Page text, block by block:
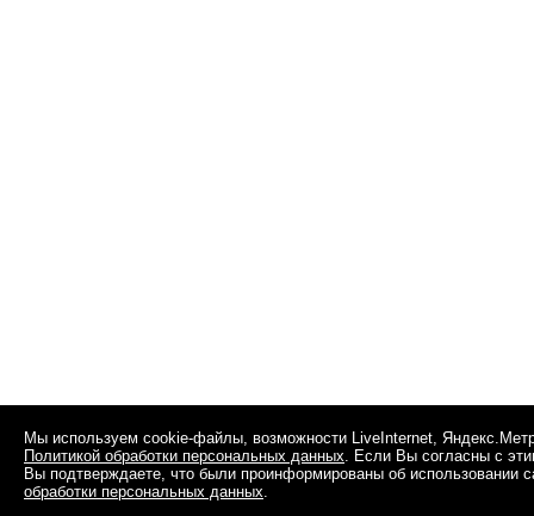
Мы используем cookie-файлы, возможности LiveInternet,
Политикой обработки персональных данных. Если Вы согласны с
Вы подтверждаете, что были проинформированы об
обработки персональных данных.